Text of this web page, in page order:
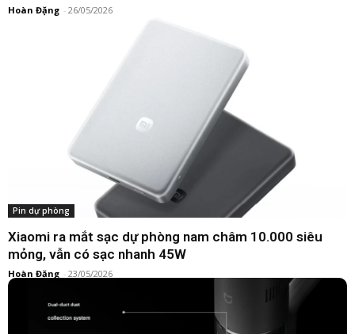
Hoàn Đặng - 26/05/2026
Pin dự phòng
Xiaomi ra mắt sạc dự phòng nam châm 10.000 siêu
mỏng, vẫn có sạc nhanh 45W
Hoàn Đặng - 23/05/2026